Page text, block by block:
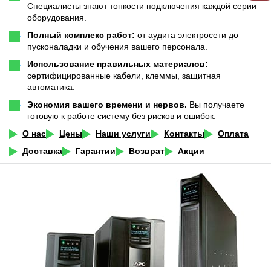
Специалисты знают тонкости подключения каждой серии
оборудования.
Полный комплекс работ: от аудита электросети до
пусконаладки и обучения вашего персонала.
Использование правильных материалов:
сертифицированные кабели, клеммы, защитная
автоматика.
Экономия вашего времени и нервов. Вы получаете
готовую к работе систему без рисков и ошибок.
О нас
Цены Наши услуги Контакты
Оплата
Доставка
Гарантии Возврат Акции